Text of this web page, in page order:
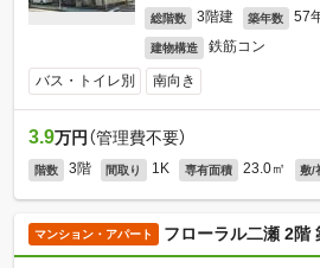
総階数 3階建 築年数 57
建物構造 鉄筋コン
バス・トイレ別 南向き
3.9万円 （管理費不要）
階数 3階 間取り 1K 専有面積 23.0㎡ 敷/
マンション・アパート フローラル二瀬 2階